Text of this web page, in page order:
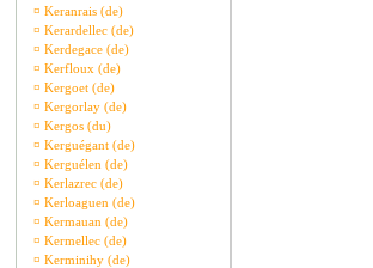
¤ Keranrais (de)
¤ Kerardellec (de)
¤ Kerdegace (de)
¤ Kerfloux (de)
¤ Kergoet (de)
¤ Kergorlay (de)
¤ Kergos (du)
¤ Kerguégant (de)
¤ Kerguélen (de)
¤ Kerlazrec (de)
¤ Kerloaguen (de)
¤ Kermauan (de)
¤ Kermellec (de)
¤ Kerminihy (de)